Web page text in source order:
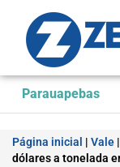
Parauapebas
Página inicial | Vale |
dólares a tonelada